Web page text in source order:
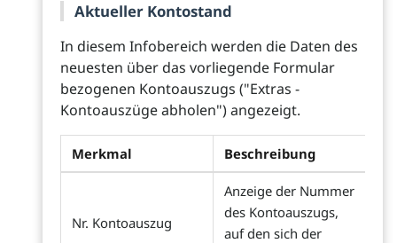
Aktueller Kontostand
In diesem Infobereich werden die Daten des
neuesten über das vorliegende Formular
bezogenen Kontoauszugs ("Extras -
Kontoauszüge abholen") angezeigt.
Merkmal Beschreibung
Nr. Kontoauszug
Anzeige der Nummer
des Kontoauszugs,
auf den sich der